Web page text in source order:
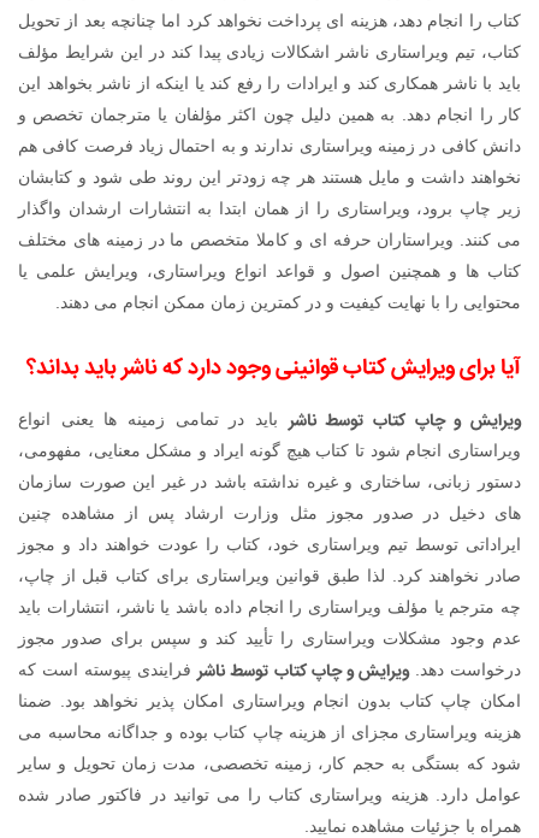
کتاب را انجام دهد، هزینه ای پرداخت نخواهد کرد اما چنانچه بعد از تحویل
کتاب، تیم ویراستاری ناشر اشکالات زیادی پیدا کند در این شرایط مؤلف
باید با ناشر همکاری کند و ایرادات را رفع کند یا اینکه از ناشر بخواهد این
کار را انجام دهد. به همین دلیل چون اکثر مؤلفان یا مترجمان تخصص و
دانش کافی در زمینه ویراستاری ندارند و به احتمال زیاد فرصت کافی هم
نخواهند داشت و مایل هستند هر چه زودتر این روند طی شود و کتابشان
زیر چاپ برود، ویراستاری را از همان ابتدا به انتشارات ارشدان واگذار
می کنند. ویراستاران حرفه ای و کاملا متخصص ما در زمینه های مختلف
کتاب ها و همچنین اصول و قواعد انواع ویراستاری، ویرایش علمی یا
محتوایی را با نهایت کیفیت و در کمترین زمان ممکن انجام می دهند.
آیا برای ویرایش کتاب قوانینی وجود دارد که ناشر باید بداند؟
ویرایش و چاپ کتاب توسط ناشر باید در تمامی زمینه ها یعنی انواع
ویراستاری انجام شود تا کتاب هیچ گونه ایراد و مشکل معنایی، مفهومی،
دستور زبانی، ساختاری و غیره نداشته باشد در غیر این صورت سازمان
های دخیل در صدور مجوز مثل وزارت ارشاد پس از مشاهده چنین
ایراداتی توسط تیم ویراستاری خود، کتاب را عودت خواهند داد و مجوز
صادر نخواهند کرد. لذا طبق قوانین ویراستاری برای کتاب قبل از چاپ،
چه مترجم یا مؤلف ویراستاری را انجام داده باشد یا ناشر، انتشارات باید
عدم وجود مشکلات ویراستاری را تأیید کند و سپس برای صدور مجوز
درخواست دهد.ویرایش و چاپ کتاب توسط ناشر فرایندی پیوسته است که
امکان چاپ کتاب بدون انجام ویراستاری امکان پذیر نخواهد بود. ضمنا
هزینه ویراستاری مجزای از هزینه چاپ کتاب بوده و جداگانه محاسبه می
شود که بستگی به حجم کار، زمینه تخصصی، مدت زمان تحویل و سایر
عوامل دارد. هزینه ویراستاری کتاب را می توانید در فاکتور صادر شده
همراه با جزئیات مشاهده نمایید.